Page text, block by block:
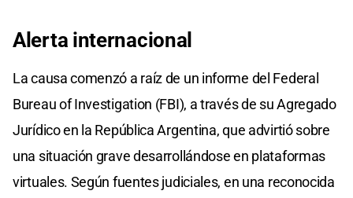
Alerta internacional
La causa comenzó a raíz de un informe del Federal
Bureau of Investigation (FBI), a través de su Agregado
Jurídico en la República Argentina, que advirtió sobre
una situación grave desarrollándose en plataformas
virtuales. Según fuentes judiciales, en una reconocida